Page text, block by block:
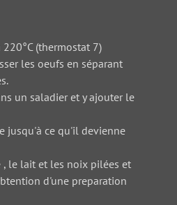
(thermostat 7)
les oeufs en séparant
un saladier et y ajouter le
jusqu'à ce qu'il devienne
le lait et les noix pilées et
d'une preparation